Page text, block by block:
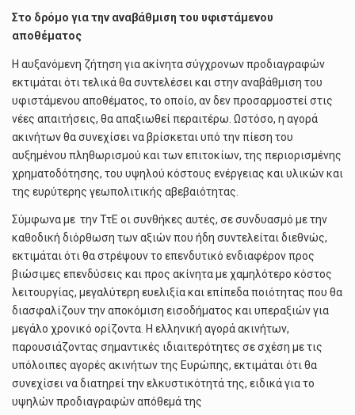
Στο δρόμο για την αναβάθμιση του υφιστάμενου
αποθέματος
Η αυξανόμενη ζήτηση για ακίνητα σύγχρονων προδιαγραφών
εκτιμάται ότι τελικά θα συντελέσει και στην αναβάθμιση του
υφιστάμενου αποθέματος, το οποίο, αν δεν προσαρμοστεί στις
νέες απαιτήσεις, θα απαξιωθεί περαιτέρω. Ωστόσο, η αγορά
ακινήτων θα συνεχίσει να βρίσκεται υπό την πίεση του
αυξημένου πληθωρισμού και των επιτοκίων, της περιορισμένης
χρηματοδότησης, του υψηλού κόστους ενέργειας και υλικών και
της ευρύτερης γεωπολιτικής αβεβαιότητας.
Σύμφωνα με την ΤτΕ οι συνθήκες αυτές, σε συνδυασμό με την
καθοδική διόρθωση των αξιών που ήδη συντελείται διεθνώς,
εκτιμάται ότι θα στρέψουν το επενδυτικό ενδιαφέρον προς
βιώσιμες επενδύσεις και προς ακίνητα με χαμηλότερο κόστος
λειτουργίας, μεγαλύτερη ευελιξία και επίπεδα ποιότητας που θα
διασφαλίζουν την αποκόμιση εισοδήματος και υπεραξιών για
μεγάλο χρονικό ορίζοντα. Η ελληνική αγορά ακινήτων,
παρουσιάζοντας σημαντικές ιδιαιτερότητες σε σχέση με τις
υπόλοιπες αγορές ακινήτων της Ευρώπης, εκτιμάται ότι θα
συνεχίσει να διατηρεί την ελκυστικότητά της, ειδικά για το
υψηλών προδιαγραφών απόθεμά της